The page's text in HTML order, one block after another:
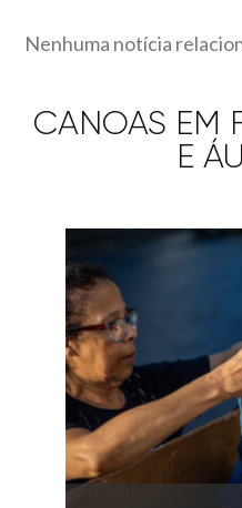
Nenhuma notícia
CANOAS EM
E